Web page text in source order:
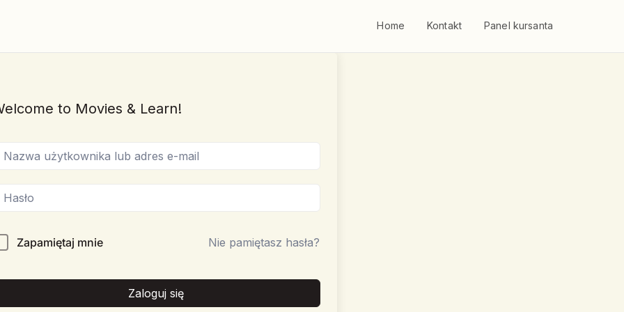
Home Kontakt Panel kursanta
to Movies & Learn!
Zapamiętaj mnie Nie pamiętasz hasła?
Zaloguj się